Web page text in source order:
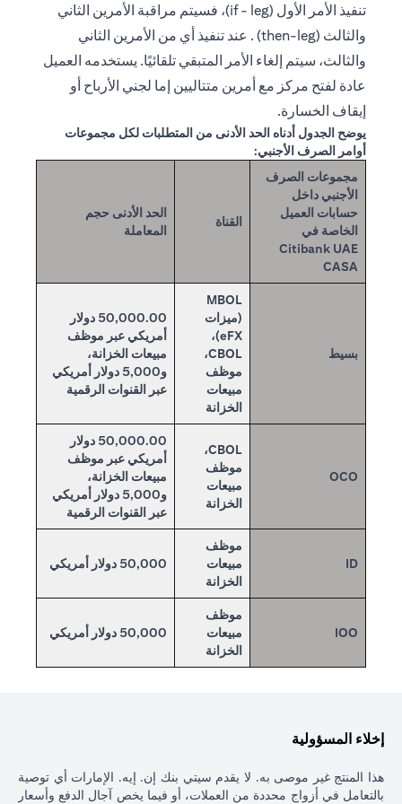
تنفيذ الأمر الأول (if - leg)، فسيتم مراقبة الأمرين الثاني
والثالث (then-leg) . عند تنفيذ أي من الأمرين الثاني
والثالث، سيتم إلغاء الأمر المتبقي تلقائيًا. يستخدمه العميل
عادة لفتح مركز مع أمرين متتاليين إما لجني الأرباح أو
إيقاف الخسارة.
يوضح الجدول أدناه الحد الأدنى من المتطلبات لكل مجموعات
أوامر الصرف الأجنبي:
مجموعات الصرف
الأجنبي داخل
حسابات العميل
الخاصة في
Citibank UAE
CASA
القناة
الحد الأدنى حجم
المعاملة
بسيط
MBOL
(ميزات
eFX)،
CBOL،
موظف
مبيعات
الخزانة
50,000.00 دولار
أمريكي عبر موظف
مبيعات الخزانة،
و5,000 دولار أمريكي
عبر القنوات الرقمية
OCO
CBOL،
موظف
مبيعات
الخزانة
50,000.00 دولار
أمريكي عبر موظف
مبيعات الخزانة،
و5,000 دولار أمريكي
عبر القنوات الرقمية
ID
موظف
مبيعات
الخزانة
50,000 دولار أمريكي
IOO
موظف
مبيعات
الخزانة
50,000 دولار أمريكي
إخلاء المسؤولية
هذا المنتج غير موصى به. لا يقدم سيتي بنك إن. إيه. الإمارات أي توصية
بالتعامل في أزواج محددة من العملات، أو فيما يخص آجال الدفع وأسعار